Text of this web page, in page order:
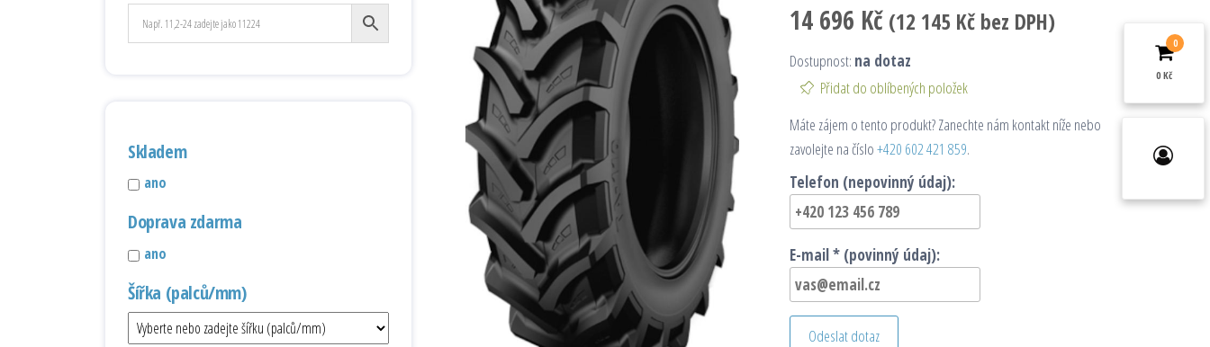
14 696 Kč (12 145 Kčbez DPH)
Dostupnost: na dotaz
Přidat do oblíbených položek
Máte zájem o tento produkt? Zanechte nám kontakt níže nebo
zavolejte na číslo+420 602 421 859.
Telefon (nepovinný údaj):
E-mail * (povinný údaj):
Odeslat dotaz
Skladem
ano
Doprava zdarma
ano
Šířka (palců/mm)
0
0 Kč